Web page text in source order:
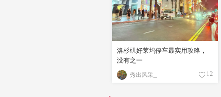
洛杉矶好莱坞停车最实用攻略，
没有之一
秀出风采_ 12